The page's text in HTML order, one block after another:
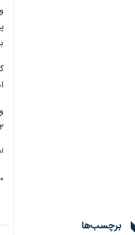
۳۲ میلی‌متر در
۰ نفر
برچسب‌ها